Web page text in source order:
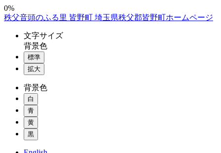
コ
ン
0%
秩父音頭のふる里 皆野町 埼玉県秩父郡皆野町ホームページ
文字サイズ
背景色
標準
拡大
背景色
白
青
黄
黒